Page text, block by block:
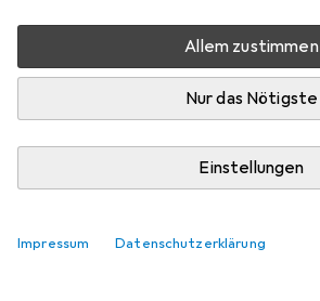
Allem zustimmen
Nur das Nötigste
Einstellungen
Impressum Datenschutzerklärung
Matratze
43